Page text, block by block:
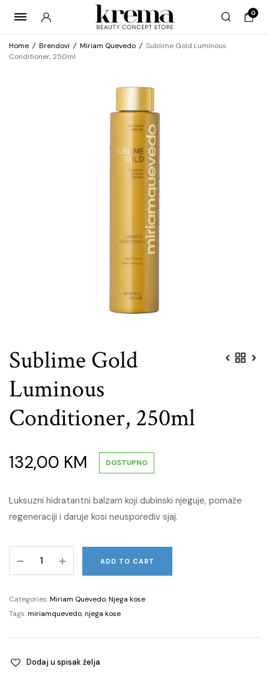
0
Home / Brendovi / Miriam Quevedo / Sublime Gold Luminous
Conditioner, 250ml
Sublime Gold
Luminous
Conditioner, 250ml
132,00 KM DOSTUPNO
Luksuzni hidratantni balzam koji dubinski njeguje, pomaže
regeneraciji i daruje kosi neusporediv sjaj.
Gold
Conditioner,
250ml
ADD TO CART
Categories:Miriam Quevedo,Njega kose
Tags:miriamquevedo,njega kose
Dodaj u spisak želja